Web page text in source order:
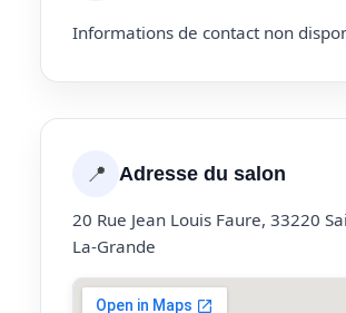
Informations de contact non
📍 Adresse du salon
20 Rue Jean Louis Faure, 33220
La-Grande